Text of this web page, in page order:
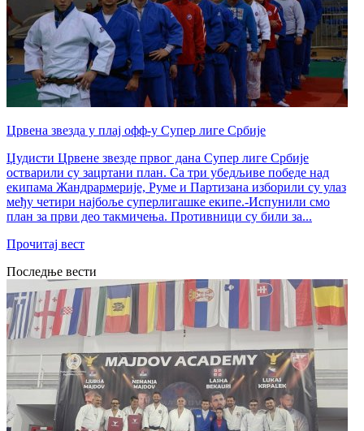
Црвена звезда у плај офф-у Супер лиге Србије
Џудисти Црвене звезде првог дана Супер лиге Србије
остварили су зацртани план. Са три убедљиве победе над
екипама Жандрармерије, Руме и Партизана изборили су улаз
међу четири најбоље суперлигашке екипе.-Испунили смо
план за први део такмичења. Противници су били за...
Прочитај вест
Последње вести